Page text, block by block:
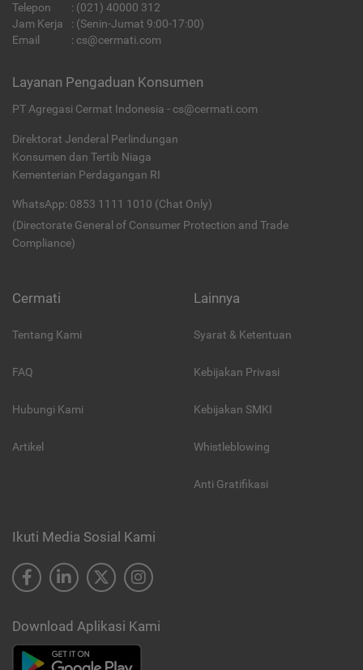
Telepon : (021) 40000 312
Jam Kerja
: (Senin-Jumat 9:00-17:00)
Email
: cs@cermati.com
Layanan Pengaduan Konsumen
PT Agregasi Cermat Indonesia - cs@cermati.com
Direktorat Jenderal Perlindungan
Konsumen dan Tertib Niaga
Kementerian Perdagangan RI
WhatsApp: 0853 1111 1010 (Chat Only)
(Directorate General of Consumer Protection and Trade
Compliance)
Cermati
Tentang Kami
FAQ
Hubungi Kami
Artikel
Lainnya
Syarat & Ketentuan
Kebijakan Privasi
Kebijakan SMKI
Whistleblowing
Anti Gratifikasi
Ikuti Media Sosial Kami
Download Aplikasi Kami